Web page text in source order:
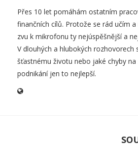
Přes 10 let pomáhám ostatním
finančních cílů. Protože se rád učím
zvu k mikrofonu ty nejúspěšnější a
V dlouhých a hlubokých
šťastnému životu nebo jaké chyby
podnikání jen to nejlepší.